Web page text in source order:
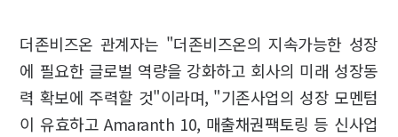
더존비즈온 관계자는 "더존비즈온의 지속가능한 성장
에 필요한 글로벌 역량을 강화하고 회사의 미래 성장동
력 확보에 주력할 것"이라며, "기존사업의 성장 모멘텀
이 유효하고 Amaranth 10, 매출채권팩토링 등 신사업